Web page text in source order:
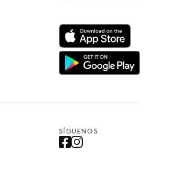
SÍGUENOS